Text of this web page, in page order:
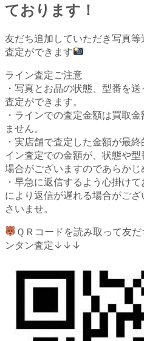
ております！
友だち追加していただき写真
査定ができます
ライン査定ご注意
・写真とお品の状態、型番を
査定ができます。
・ラインでの査定金額は買取
ません。
・実店舗で査定した金額が最
イン査定での金額が、状態や
場合がございますのであらかじ
・早急に返信するよう心掛け
により返信が遅れる場合がご
さいませ。
ＱＲコードを読み取って友
ンタン査定↓↓↓